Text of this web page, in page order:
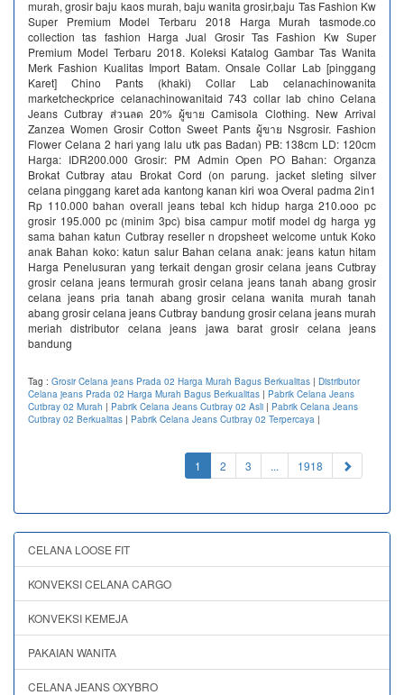
murah, grosir baju kaos murah, baju wanita grosir,baju Tas Fashion Kw
Super Premium Model Terbaru 2018 Harga Murah tasmode.co
collection tas fashion Harga Jual Grosir Tas Fashion Kw Super
Premium Model Terbaru 2018. Koleksi Katalog Gambar Tas Wanita
Merk Fashion Kualitas Import Batam. Onsale Collar Lab [pinggang
Karet] Chino Pants (khaki) Collar Lab celanachinowanita
marketcheckprice celanachinowanitaid 743 collar lab chino Celana
Jeans Cutbray ส่วนลด 20% ผู้ขาย Camisola Clothing. New Arrival
Zanzea Women Grosir Cotton Sweet Pants ผู้ขาย Nsgrosir. Fashion
Flower Celana 2 hari yang lalu utk pas Badan) PB: 138cm LD: 120cm
Harga: IDR200.000 Grosir: PM Admin Open PO Bahan: Organza
Brokat Cutbray atau Brokat Cord (on parung. jacket sleting silver
celana pinggang karet ada kantong kanan kiri woa Overal padma 2in1
Rp 110.000 bahan overall jeans tebal kch hidup harga 210.ooo pc
grosir 195.000 pc (minim 3pc) bisa campur motif model dg harga yg
sama bahan katun Cutbray reseller n dropsheet welcome untuk Koko
anak Bahan koko: katun salur Bahan celana anak: jeans katun hitam
Harga Penelusuran yang terkait dengan grosir celana jeans Cutbray
grosir celana jeans termurah grosir celana jeans tanah abang grosir
celana jeans pria tanah abang grosir celana wanita murah tanah
abang grosir celana jeans Cutbray bandung grosir celana jeans murah
meriah distributor celana jeans jawa barat grosir celana jeans
bandung
Tag : Grosir Celana jeans Prada 02 Harga Murah Bagus Berkualitas | Distributor
Celana jeans Prada 02 Harga Murah Bagus Berkualitas | Pabrik Celana Jeans
Cutbray 02 Murah | Pabrik Celana Jeans Cutbray 02 Asli | Pabrik Celana Jeans
Cutbray 02 Berkualitas | Pabrik Celana Jeans Cutbray 02 Terpercaya |
1 (current)
2 3 ... 1918
CELANA LOOSE FIT
KONVEKSI CELANA CARGO
KONVEKSI KEMEJA
PAKAIAN WANITA
CELANA JEANS OXYBRO